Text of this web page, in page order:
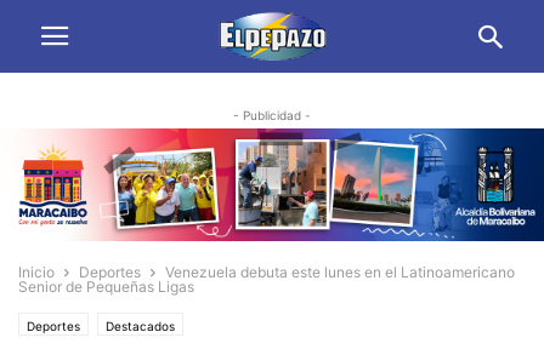
- Publicidad -
Inicio Deportes
Venezuela debuta este lunes en el Latinoamericano
Senior de Pequeñas Ligas
Deportes Destacados